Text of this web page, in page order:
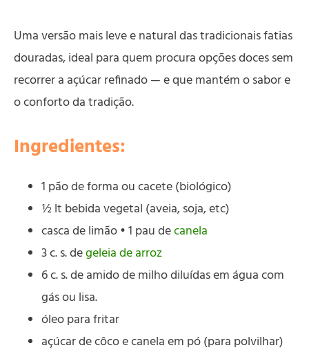
Uma versão mais leve e natural das tradicionais fatias
douradas, ideal para quem procura opções doces sem
recorrer a açúcar refinado — e que mantém o sabor e
o conforto da tradição.
Ingredientes:
1 pão de forma ou cacete (biológico)
½ lt bebida vegetal (aveia, soja, etc)
casca de limão • 1 pau decanela
3 c. s. degeleia de arroz
6 c. s. de amido de milho diluídas em água com
gás ou lisa.
óleo para fritar
açúcar de côco e canela em pó (para polvilhar)